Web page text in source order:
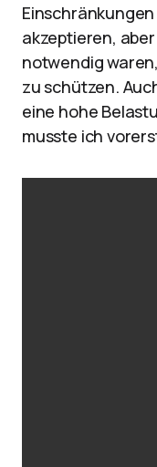
akzeptieren,
notwendig
zu schützen.
eine hohe
musste ich